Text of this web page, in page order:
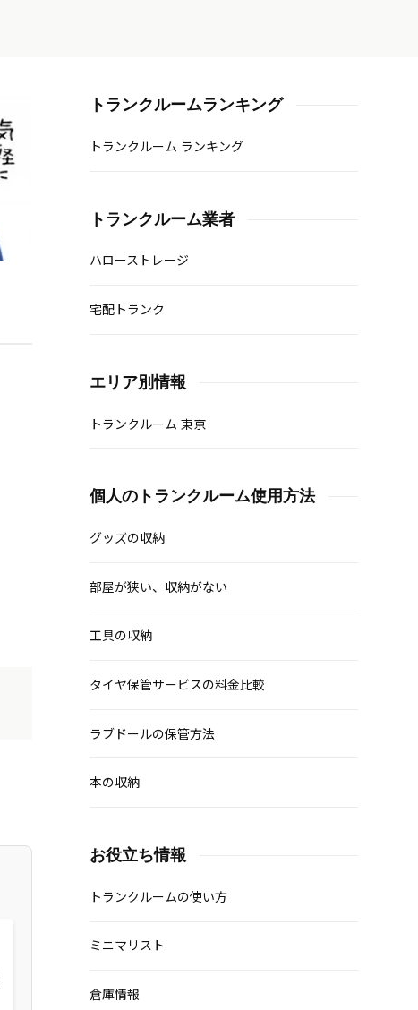
トランクルームランキング
トランクルーム ランキング
トランクルーム業者
ハローストレージ
宅配トランク
エリア別情報
トランクルーム 東京
個人のトランクルーム使用方法
グッズの収納
部屋が狭い、収納がない
工具の収納
タイヤ保管サービスの料金比較
ラブドールの保管方法
本の収納
お役立ち情報
トランクルームの使い方
ミニマリスト
倉庫情報